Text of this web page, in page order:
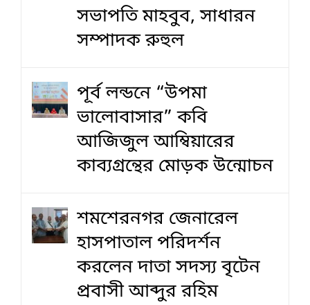
সভাপতি মাহবুব, সাধারন
সম্পাদক রুহুল
পূর্ব লন্ডনে “উপমা
ভালোবাসার” কবি
আজিজুল আম্বিয়ারের
কাব্যগ্রন্থের মোড়ক উন্মোচন
শমশেরনগর জেনারেল
হাসপাতাল পরিদর্শন
করলেন দাতা সদস্য বৃটেন
প্রবাসী আব্দুর রহিম